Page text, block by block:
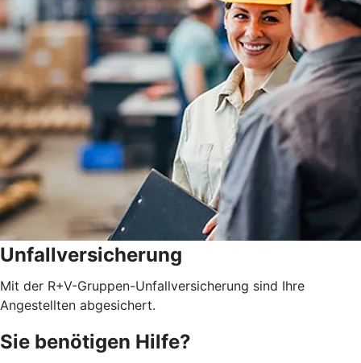
Unfallversicherung
Mit der R+V-Gruppen-Unfallversicherung sind Ihre
Angestellten abgesichert.
Sie benötigen Hilfe?